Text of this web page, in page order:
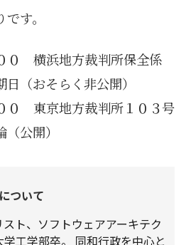
す。
０ 横浜地方裁判所保全係
（おそらく非公開）
０ 東京地方裁判所１０３号
公開）
ついて
ト、ソフトウェアアーキテク
学工学部卒。 同和行政を中心と